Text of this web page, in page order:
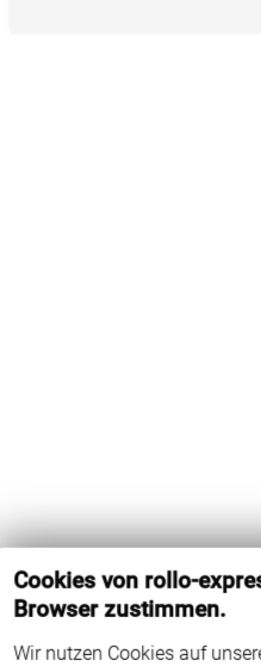
Cookies von rollo-
Browser zustimmen.
Wir nutzen Cookies auf